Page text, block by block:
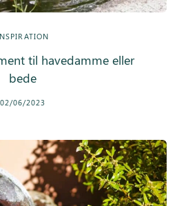
til havedamme eller
bede
02/06/2023